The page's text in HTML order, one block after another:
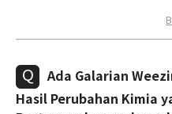
Ada Galarian
Hasil Perubahan Kimia